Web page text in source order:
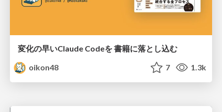
変化の早いClaude Codeを 書籍に落とし込む
oikon48
7 1.3k